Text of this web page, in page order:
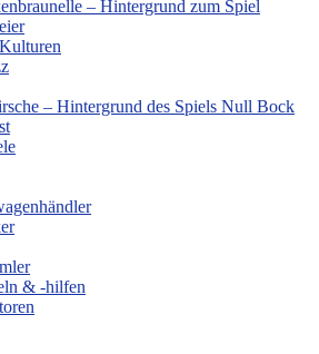
– Hintergrund zum Spiel
– Hintergrund des Spiels Null Bock
& -hilfen